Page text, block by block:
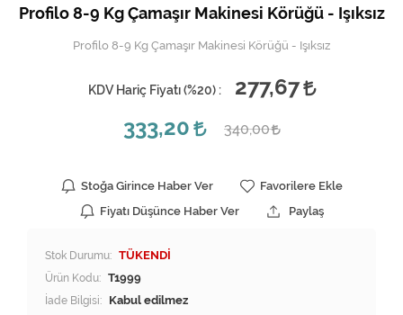
Profilo 8-9 Kg Çamaşır Makinesi Körüğü - Işıksız
Profilo 8-9 Kg Çamaşır Makinesi Körüğü - Işıksız
KDV Hariç Fiyatı (%20) :
277,67
333,20
340,00
Stoğa Girince Haber Ver
Favorilere Ekle
Fiyatı Düşünce Haber Ver
Paylaş
Stok Durumu: TÜKENDİ
Ürün Kodu: T1999
İade Bilgisi: